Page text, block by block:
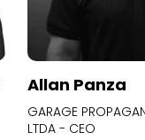
Allan Panza
GARAGE
LTDA - CEO